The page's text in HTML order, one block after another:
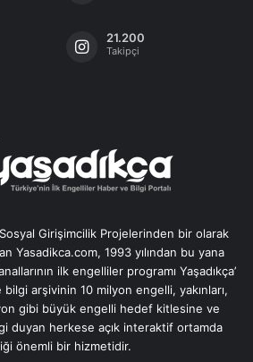
21.200
Takipçi
Sosyal Girişimcilik Projelerinden bir olarak
Yasadikca.com, 1993 yılından bu yana
ilk engelliler programı Yaşadıkça’
arşivinin 10 milyon engelli, yakınları,
gibi büyük engelli hedef kitlesine ve
duyan herkese açık interaktif ortamda
önemli bir hizmetidir.